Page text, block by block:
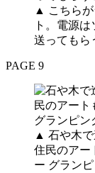
▲ こちらが
ト。電源
送ってもら
PAGE 9
▲ 石や木で
住民のアー
ー グラン